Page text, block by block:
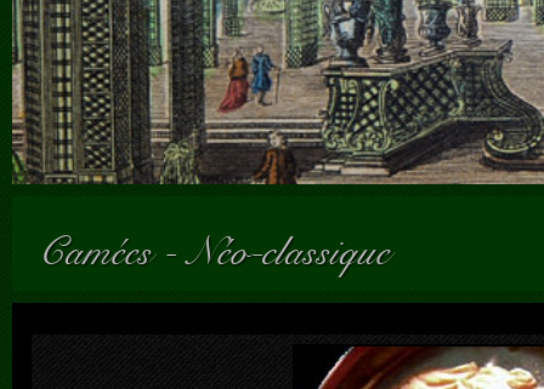
Camées Néo-classique